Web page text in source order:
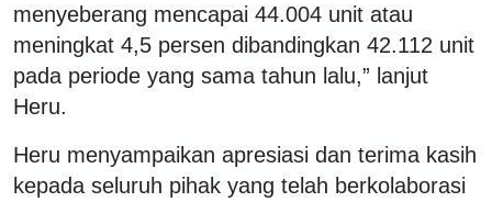
menyeberang mencapai 44.004 unit atau
meningkat 4,5 persen dibandingkan 42.112 unit
pada periode yang sama tahun lalu,” lanjut
Heru.
Heru menyampaikan apresiasi dan terima kasih
kepada seluruh pihak yang telah berkolaborasi